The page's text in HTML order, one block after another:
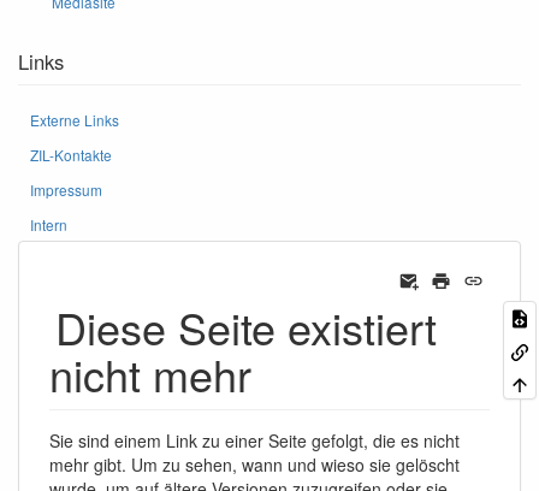
Links
Externe Links
ZIL-Kontakte
Impressum
Intern
Diese Seite existiert
nicht mehr
Sie sind einem Link zu einer Seite gefolgt, die es nicht
mehr gibt. Um zu sehen, wann und wieso sie gelöscht